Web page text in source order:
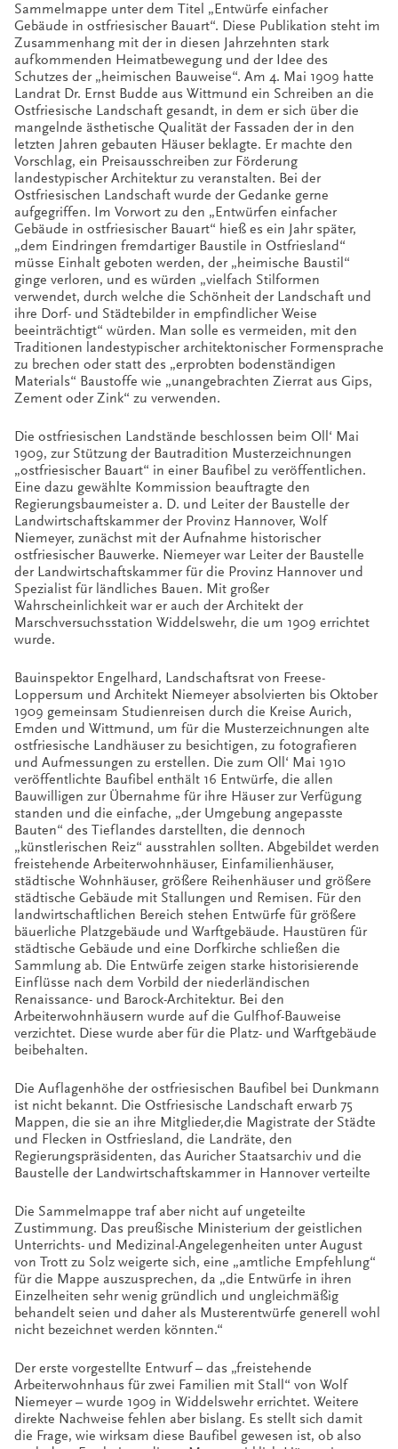
Sammelmappe unter dem Titel „Entwürfe einfacher
Gebäude in ostfriesischer Bauart“. Diese Publikation steht im
Zusammenhang mit der in diesen Jahrzehnten stark
aufkommenden Heimatbewegung und der Idee des
Schutzes der „heimischen Bauweise“. Am 4. Mai 1909 hatte
Landrat Dr. Ernst Budde aus Wittmund ein Schreiben an die
Ostfriesische Landschaft gesandt, in dem er sich über die
mangelnde ästhetische Qualität der Fassaden der in den
letzten Jahren gebauten Häuser beklagte. Er machte den
Vorschlag, ein Preisausschreiben zur Förderung
landestypischer Architektur zu veranstalten. Bei der
Ostfriesischen Landschaft wurde der Gedanke gerne
aufgegriffen. Im Vorwort zu den „Entwürfen einfacher
Gebäude in ostfriesischer Bauart“ hieß es ein Jahr später,
„dem Eindringen fremdartiger Baustile in Ostfriesland“
müsse Einhalt geboten werden, der „heimische Baustil“
ginge verloren, und es würden „vielfach Stilformen
verwendet, durch welche die Schönheit der Landschaft und
ihre Dorf- und Städtebilder in empfindlicher Weise
beeinträchtigt“ würden. Man solle es vermeiden, mit den
Traditionen landestypischer architektonischer Formensprache
zu brechen oder statt des „erprobten bodenständigen
Materials“ Baustoffe wie „unangebrachten Zierrat aus Gips,
Zement oder Zink“ zu verwenden.
Die ostfriesischen Landstände beschlossen beim Oll‘ Mai
1909, zur Stützung der Bautradition Musterzeichnungen
„ostfriesischer Bauart“ in einer Baufibel zu veröffentlichen.
Eine dazu gewählte Kommission beauftragte den
Regierungsbaumeister a. D. und Leiter der Baustelle der
Landwirtschaftskammer der Provinz Hannover, Wolf
Niemeyer, zunächst mit der Aufnahme historischer
ostfriesischer Bauwerke. Niemeyer war Leiter der Baustelle
der Landwirtschaftskammer für die Provinz Hannover und
Spezialist für ländliches Bauen. Mit großer
Wahrscheinlichkeit war er auch der Architekt der
Marschversuchsstation Widdelswehr, die um 1909 errichtet
wurde.
Bauinspektor Engelhard, Landschaftsrat von Freese-
Loppersum und Architekt Niemeyer absolvierten bis Oktober
1909 gemeinsam Studienreisen durch die Kreise Aurich,
Emden und Wittmund, um für die Musterzeichnungen alte
ostfriesische Landhäuser zu besichtigen, zu fotografieren
und Aufmessungen zu erstellen. Die zum Oll‘ Mai 1910
veröffentlichte Baufibel enthält 16 Entwürfe, die allen
Bauwilligen zur Übernahme für ihre Häuser zur Verfügung
standen und die einfache, „der Umgebung angepasste
Bauten“ des Tieflandes darstellten, die dennoch
„künstlerischen Reiz“ ausstrahlen sollten. Abgebildet werden
freistehende Arbeiterwohnhäuser, Einfamilienhäuser,
städtische Wohnhäuser, größere Reihenhäuser und größere
städtische Gebäude mit Stallungen und Remisen. Für den
landwirtschaftlichen Bereich stehen Entwürfe für größere
bäuerliche Platzgebäude und Warftgebäude. Haustüren für
städtische Gebäude und eine Dorfkirche schließen die
Sammlung ab. Die Entwürfe zeigen starke historisierende
Einflüsse nach dem Vorbild der niederländischen
Renaissance- und Barock-Architektur. Bei den
Arbeiterwohnhäusern wurde auf die Gulfhof-Bauweise
verzichtet. Diese wurde aber für die Platz- und Warftgebäude
beibehalten.
Die Auflagenhöhe der ostfriesischen Baufibel bei Dunkmann
ist nicht bekannt. Die Ostfriesische Landschaft erwarb 75
Mappen, die sie an ihre Mitglieder,die Magistrate der Städte
und Flecken in Ostfriesland, die Landräte, den
Regierungspräsidenten, das Auricher Staatsarchiv und die
Baustelle der Landwirtschaftskammer in Hannover verteilte
Die Sammelmappe traf aber nicht auf ungeteilte
Zustimmung. Das preußische Ministerium der geistlichen
Unterrichts- und Medizinal-Angelegenheiten unter August
von Trott zu Solz weigerte sich, eine „amtliche Empfehlung“
für die Mappe auszusprechen, da „die Entwürfe in ihren
Einzelheiten sehr wenig gründlich und ungleichmäßig
behandelt seien und daher als Musterentwürfe generell wohl
nicht bezeichnet werden könnten.“
Der erste vorgestellte Entwurf – das „freistehende
Arbeiterwohnhaus für zwei Familien mit Stall“ von Wolf
Niemeyer – wurde 1909 in Widdelswehr errichtet. Weitere
direkte Nachweise fehlen aber bislang. Es stellt sich damit
die Frage, wie wirksam diese Baufibel gewesen ist, ob also